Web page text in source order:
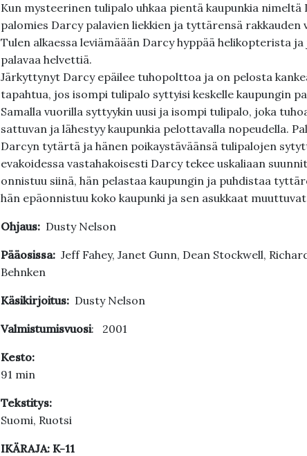
Kun mysteerinen tulipalo uhkaa pientä kaupunkia
palomies Darcy palavien liekkien ja tyttärensä rakkauden
Tulen alkaessa leviämäään Darcy hyppää helikopterista
palavaa helvettiä.
Järkyttynyt Darcy epäilee tuhopolttoa ja on pelosta
tapahtua, jos isompi tulipalo syttyisi keskelle kaupungin
Samalla vuorilla syttyykin uusi ja isompi tulipalo, joka
sattuvan ja lähestyy kaupunkia pelottavalla nopeudella.
Darcyn tytärtä ja hänen poikaystäväänsä tulipalojen
evakoidessa vastahakoisesti Darcy tekee uskaliaan
onnistuu siinä, hän pelastaa kaupungin ja puhdistaa
hän epäonnistuu koko kaupunki ja sen asukkaat
Ohjaus: Dusty Nelson
Pääosissa: Jeff Fahey, Janet Gunn, Dean Stockwell,
Behnken
Käsikirjoitus:Dusty Nelson
Valmistumisvuosi: 2001
Kesto:
91 min
Tekstitys:
Suomi, Ruotsi
IKÄRAJA: K-11